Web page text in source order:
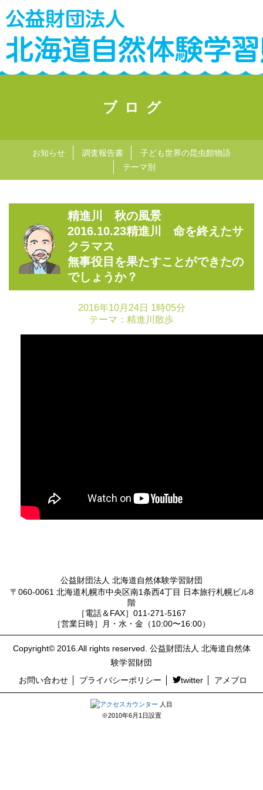
ブログ
お知らせ 調査報告書
子ども世界の昆虫館物語
テーマ別
精進川 秋の風景
2016.10.23精進川 命を終えたサ
クラマス
無事役目を果たすことができたの
でしょうか？
2016年10月24日 1時05分
テーマ： 精進川散歩
公益財団法人 北海道自然体験学習財団
〒060-0061 北海道札幌市中央区南1条西4丁目 日本旅行札幌ビル8
階
［電話＆FAX］011-271-5167
［営業日時］月・水・金（10:00〜16:00）
Copyright© 2016.All rights reserved. 公益財団法人 北海道自然体
験学習財団
お問い合わせ
プライバシーポリシー twitter アメブロ
人目
※2010年6月1日設置